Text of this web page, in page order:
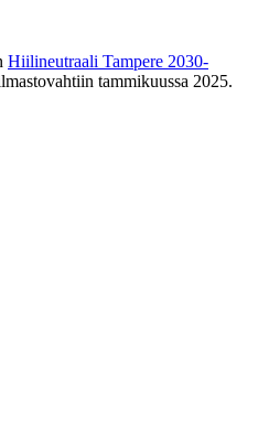
Hiilineutraali Tampere 2030-
tammikuussa 2025.